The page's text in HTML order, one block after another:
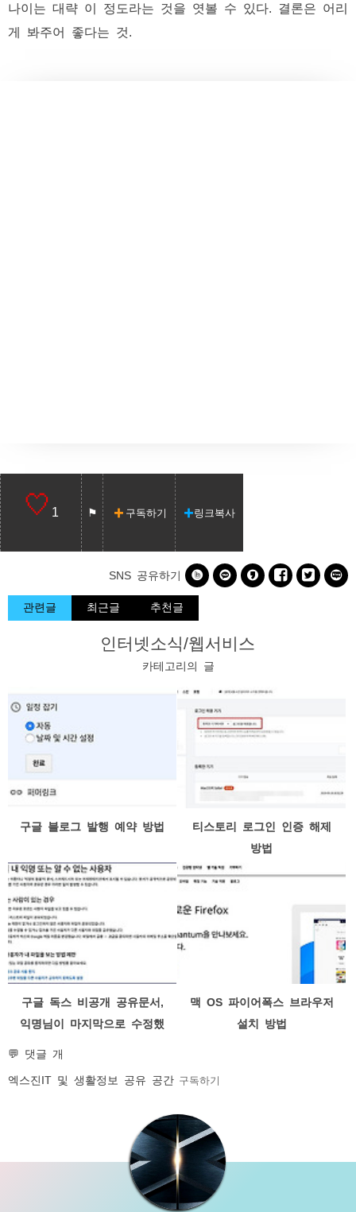
나이는 대략 이 정도라는 것을 엿볼 수 있다. 결론은 어리
게 봐주어 좋다는 것.
1 구독하기 링크복사
SNS 공유하기      
관련글 최근글 추천글
인터넷소식/웹서비스
카테고리의 글
구글 블로그 발행 예약 방법
티스토리 로그인 인증 해제
방법
구글 독스 비공개 공유문서,
익명님이 마지막으로 수정했
맥 OS 파이어폭스 브라우저
설치 방법
💬 댓글 개
엑스진 IT 및 생활정보 공유 공간 구독하기